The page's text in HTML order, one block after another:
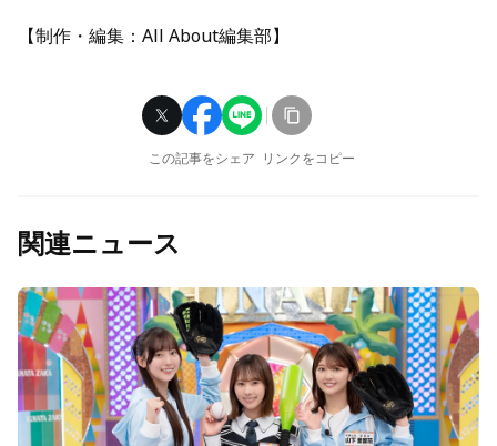
【制作・編集：All About編集部】
この記事をシェア リンクをコピー
関連ニュース